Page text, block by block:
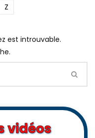
Z
est introuvable.
vidéos